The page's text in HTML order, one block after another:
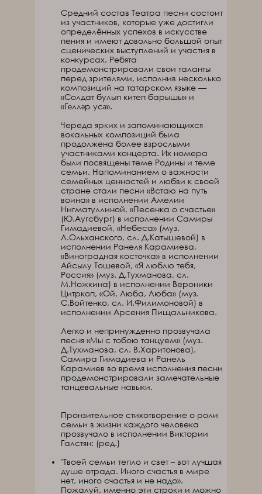
Средний состав Театра песни состоит
из участников, которые уже достигли
определённых успехов в искусстве
пения и имеют довольно большой опыт
сценических выступлений и участия в
конкурсах. Ребята
продемонстрировали свои таланты
перед зрителями, исполнив несколько
композиций на татарском языке —
«Солдат булып китеп барышы» и
«Гөлләр усә».
Череда ярких и запоминающихся
вокальных композиций была
продолжена более взрослыми
участниками концерта. Их номера
были посвящены теме Родины и теме
семьи. Напоминанием о важности
семейных ценностей и любви к своей
стране стали песни «Встаю на путь
воина» в исполнении Амелии
Нигматуллиной, «Песенка о счастье»
(Ю.Аугсбург) в исполнении Самиры
Гимадиевой, «Небеса» (муз.
Л.Ольханского, сл. Д.Катышевой) в
исполнении Ранеля Карамиева,
«Виноградная косточка» в исполнении
Айсылу Тошевой, «Я люблю тебя,
Россия» (муз. Д.Тухманова, сл.
М.Ножкина) в исполнении Вероники
Цитркоп, «Ой, Люба, Люба» (муз.
С.Войтенко, сл. И.Филимоновой) в
исполнении Арсения Пищальникова.
Легко и непринужденно прозвучала
песня «Мы с тобою танцуем» (муз.
Д.Тухманова, сл. В.Харитонова).
Самира Гимадиева и Ранель
Карамиев во время исполнения песни
продемонстрировали замечательные
танцевальные навыки.
Пронзительное стихотворение о роли
семьи в жизни каждого человека
прозвучало в исполнении Виктории
Галстян: (ред.)
"Твоей семьи тепло и свет – вот лучшая
душе отрада. Иного счастья в мире
нет, иного счастья и не надо».
Пожалуй, именно эти строки и можно